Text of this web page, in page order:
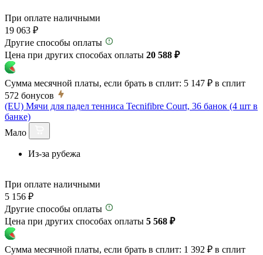
При оплате наличными
19 063 ₽
Другие способы оплаты
Цена при других способах оплаты 20 588 ₽
Сумма месячной платы, если брать в сплит: 5 147 ₽ в сплит
572 бонусов
(EU) Мячи для падел тенниса Tecnifibre Court, 36 банок (4 шт в
банке)
Мало
Из-за рубежа
При оплате наличными
5 156 ₽
Другие способы оплаты
Цена при других способах оплаты 5 568 ₽
Сумма месячной платы, если брать в сплит: 1 392 ₽ в сплит